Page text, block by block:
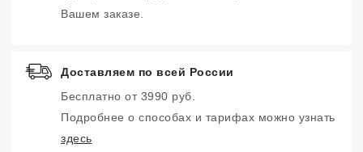
Вашем заказе.
Доставляем по всей России
Бесплатно от 3990 руб.
Подробнее о способах и тарифах можно узнать
здесь